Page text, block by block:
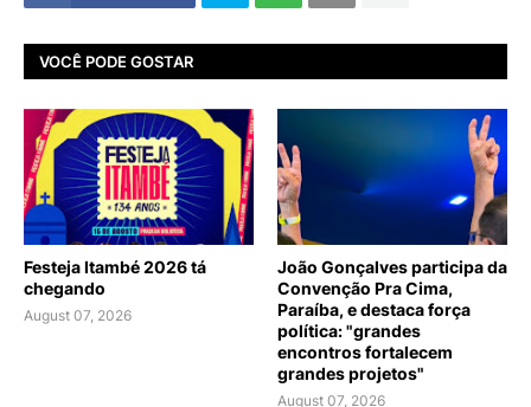
VOCÊ PODE GOSTAR
Festeja Itambé 2026 tá
chegando
August 07, 2026
João Gonçalves participa da
Convenção Pra Cima,
Paraíba, e destaca força
política: "grandes
encontros fortalecem
grandes projetos"
August 07, 2026